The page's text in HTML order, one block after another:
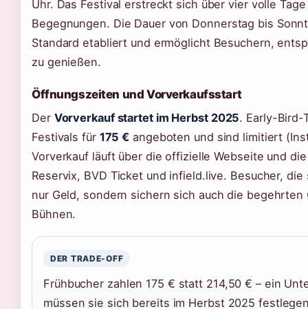
Uhr. Das Festival erstreckt sich über vier volle
Begegnungen. Die Dauer von Donnerstag bis
Standard etabliert und ermöglicht Besuchern,
zu genießen.
Öffnungszeiten und Vorverkaufsstart
Der Vorverkauf startet im Herbst 2025. Early-Bird-
Festivals für 175 € angeboten und sind limitiert
Vorverkauf läuft über die offizielle Webseite und
Reservix, BVD Ticket und infield.live. Besucher,
nur Geld, sondern sichern sich auch die
Bühnen.
DER TRADE-OFF
Frühbucher zahlen 175 € statt 214,50 € – ein
müssen sie sich bereits im Herbst 2025